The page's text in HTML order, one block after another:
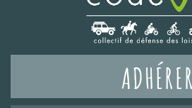
ADHÉRER